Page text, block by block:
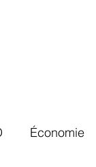
Économie